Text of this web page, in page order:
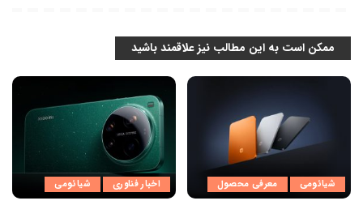
ممکن است به این مطالب نیز علاقمند باشید
شیائومی معرفی محصول اخبار فناوری شیائومی